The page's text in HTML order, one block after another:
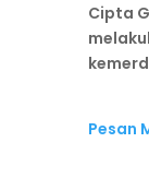
Cipta
Pesan